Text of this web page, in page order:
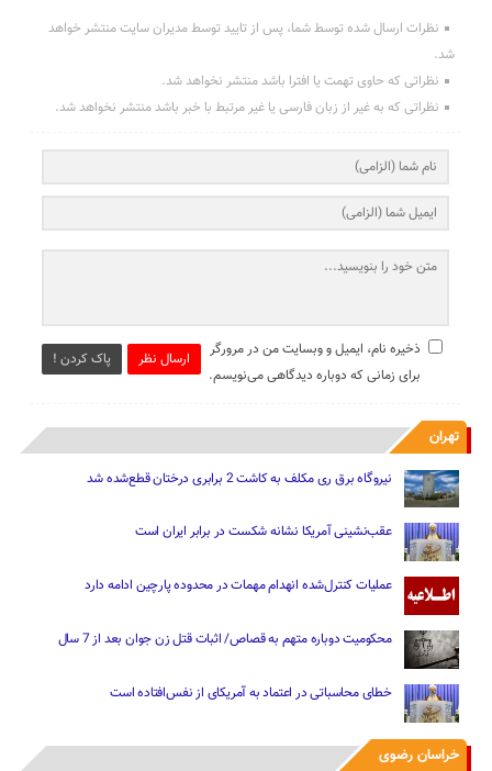
نظرات ارسال شده توسط شما، پس از تایید توسط مدیران سایت منتشر خواهد
شد.
نظراتی که حاوی تهمت یا افترا باشد منتشر نخواهد شد.
نظراتی که به غیر از زبان فارسی یا غیر مرتبط با خبر باشد منتشر نخواهد شد.
ارسال نظر پاک کردن !
ذخیره نام، ایمیل و وبسایت من در مرورگر
برای زمانی که دوباره دیدگاهی می‌نویسم.
تهران
نیروگاه برق ری مکلف به کاشت 2 برابری درختان قطع‌شده شد
عقب‌نشینی آمریکا نشانه شکست در برابر ایران است
عملیات کنترل‌شده انهدام مهمات در محدوده پارچین ادامه دارد
محکومیت دوباره متهم به قصاص/ اثبات قتل زن جوان بعد از 7 سال
خطای محاسباتی در اعتماد به آمریکای از نفس‌افتاده است
خراسان رضوی